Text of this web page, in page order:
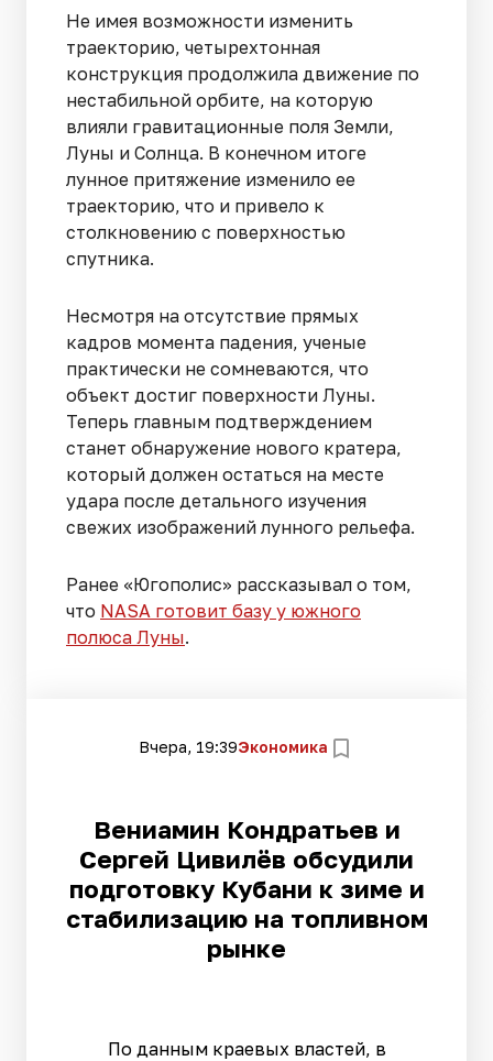
Не имея возможности изменить
траекторию, четырехтонная
конструкция продолжила движение по
нестабильной орбите, на которую
влияли гравитационные поля Земли,
Луны и Солнца. В конечном итоге
лунное притяжение изменило ее
траекторию, что и привело к
столкновению с поверхностью
спутника.
Несмотря на отсутствие прямых
кадров момента падения, ученые
практически не сомневаются, что
объект достиг поверхности Луны.
Теперь главным подтверждением
станет обнаружение нового кратера,
который должен остаться на месте
удара после детального изучения
свежих изображений лунного рельефа.
Ранее «Югополис» рассказывал о том,
что NASA готовит базу у южного
полюса Луны.
Вчера, 19:39Экономика
Вениамин Кондратьев и
Сергей Цивилёв обсудили
подготовку Кубани к зиме и
стабилизацию на топливном
рынке
По данным краевых властей, в